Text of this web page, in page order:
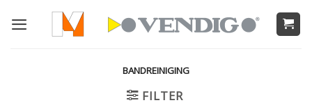
naar
BANDREINIGING
FILTER